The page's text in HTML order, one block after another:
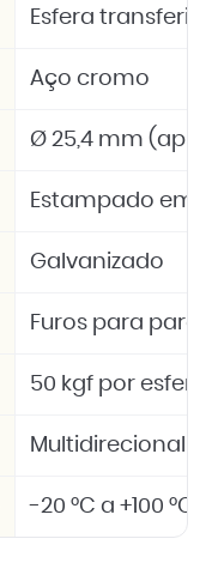
Esfera
Aço cromo
Ø 25,4 mm
Estampado em
Galvanizado
Furos para
50 kgf por esfera
Multidirecional
-20 °C a +100